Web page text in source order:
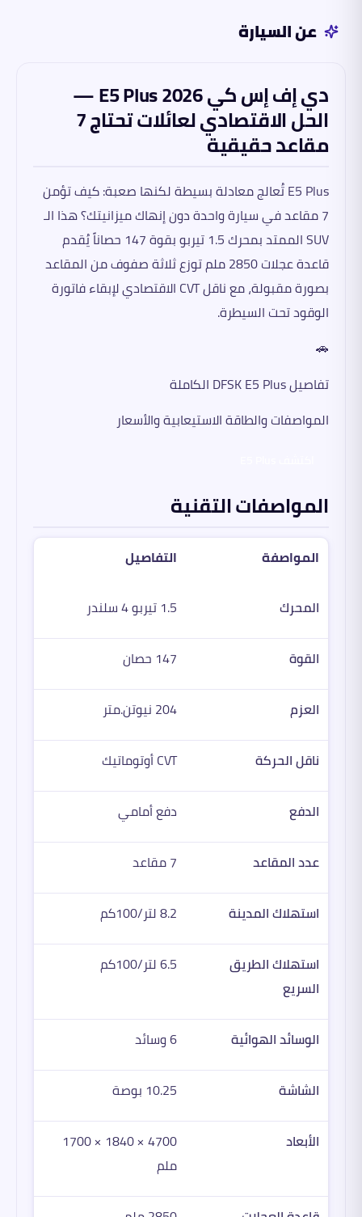
عن السيارة
دي إف إس كي E5 Plus 2026 —
الحل الاقتصادي لعائلات تحتاج 7
مقاعد حقيقية
E5 Plus تُعالج معادلة بسيطة لكنها صعبة: كيف تؤمن
7 مقاعد في سيارة واحدة دون إنهاك ميزانيتك؟ هذا الـ
SUV الممتد بمحرك 1.5 تيربو بقوة 147 حصاناً يُقدم
قاعدة عجلات 2850 ملم توزع ثلاثة صفوف من المقاعد
بصورة مقبولة، مع ناقل CVT الاقتصادي لإبقاء فاتورة
الوقود تحت السيطرة.
🚗
تفاصيل DFSK E5 Plus الكاملة
المواصفات والطاقة الاستيعابية والأسعار
المواصفات التقنية
المواصفة التفاصيل
المحرك 1.5 تيربو 4 سلندر
القوة 147 حصان
العزم 204 نيوتن.متر
ناقل الحركة CVT أوتوماتيك
الدفع دفع أمامي
عدد المقاعد 7 مقاعد
استهلاك المدينة 8.2 لتر/100كم
استهلاك الطريق
السريع
6.5 لتر/100كم
الوسائد الهوائية 6 وسائد
الشاشة 10.25 بوصة
الأبعاد
4700 × 1840 × 1700
ملم